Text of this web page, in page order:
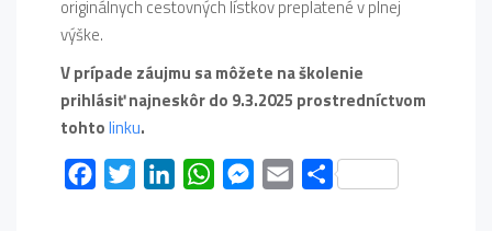
originálnych cestovných lístkov preplatené v plnej
výške.
V prípade záujmu sa môžete na školenie
prihlásiť najneskôr do 9.3.2025 prostredníctvom
tohtolinku.
FacebookTwitterLinkedInWhatsAppMessenger
Email Share